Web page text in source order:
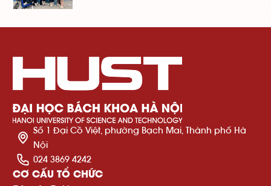
Số 1 Đại Cồ Việt, phường Bạch Mai, Thành phố Hà
Nội
024 3869 4242
CƠ CẤU TỔ CHỨC